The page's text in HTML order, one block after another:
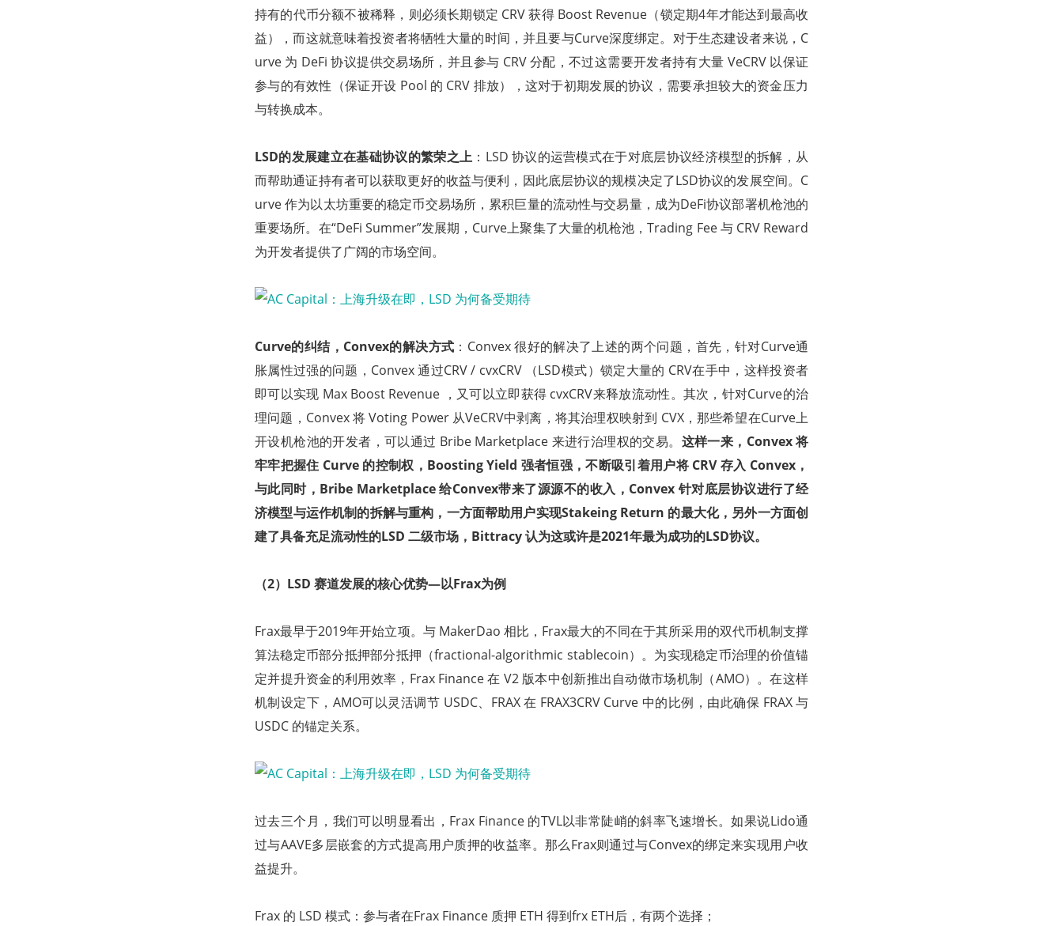
持有的代币分额不被稀释，则必须长期锁定 CRV 获得 Boost Revenue（锁定期4年才能达到最高收
益），而这就意味着投资者将牺牲大量的时间，并且要与Curve深度绑定。对于生态建设者来说，C
urve 为 DeFi 协议提供交易场所，并且参与 CRV 分配，不过这需要开发者持有大量 VeCRV 以保证
参与的有效性（保证开设 Pool 的 CRV 排放），这对于初期发展的协议，需要承担较大的资金压力
与转换成本。
LSD的发展建立在基础协议的繁荣之上 ：LSD 协议的运营模式在于对底层协议经济模型的拆解，从
而帮助通证持有者可以获取更好的收益与便利，因此底层协议的规模决定了LSD协议的发展空间。C
urve 作为以太坊重要的稳定币交易场所，累积巨量的流动性与交易量，成为DeFi协议部署机枪池的
重要场所。在“DeFi Summer”发展期，Curve上聚集了大量的机枪池，Trading Fee 与 CRV Reward
为开发者提供了广阔的市场空间。
Curve的纠结，Convex的解决方式 ：Convex 很好的解决了上述的两个问题，首先，针对Curve通
胀属性过强的问题，Convex 通过CRV / cvxCRV （LSD模式）锁定大量的 CRV在手中，这样投资者
即可以实现 Max Boost Revenue ，又可以立即获得 cvxCRV来释放流动性。其次，针对Curve的治
理问题，Convex 将 Voting Power 从VeCRV中剥离，将其治理权映射到 CVX，那些希望在Curve上
开设机枪池的开发者，可以通过 Bribe Marketplace 来进行治理权的交易。 这样一来，Convex 将
牢牢把握住 Curve 的控制权，Boosting Yield 强者恒强，不断吸引着用户将 CRV 存入 Convex，
与此同时，Bribe Marketplace 给Convex带来了源源不的收入，Convex 针对底层协议进行了经
济模型与运作机制的拆解与重构，一方面帮助用户实现Stakeing Return 的最大化，另外一方面创
建了具备充足流动性的LSD 二级市场，Bittracy 认为这或许是2021年最为成功的LSD协议。
（2）LSD 赛道发展的核心优势—以Frax为例
Frax最早于2019年开始立项。与 MakerDao 相比，Frax最大的不同在于其所采用的双代币机制支撑
算法稳定币部分抵押部分抵押（fractional-algorithmic stablecoin）。为实现稳定币治理的价值锚
定并提升资金的利用效率，Frax Finance 在 V2 版本中创新推出自动做市场机制（AMO）。在这样
机制设定下，AMO可以灵活调节 USDC、FRAX 在 FRAX3CRV Curve 中的比例，由此确保 FRAX 与
USDC 的锚定关系。
过去三个月，我们可以明显看出，Frax Finance 的TVL以非常陡峭的斜率飞速增长。如果说Lido通
过与AAVE多层嵌套的方式提高用户质押的收益率。那么Frax则通过与Convex的绑定来实现用户收
益提升。
Frax 的 LSD 模式：参与者在Frax Finance 质押 ETH 得到frx ETH后，有两个选择；